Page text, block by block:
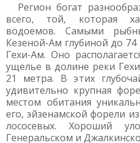
Регион богат
всего, той, которая
водоемов. Самыми
Кезеной-Ам глубиной до
Гехи-Ам. Оно
ущелье в долине реки
21 метра. В этих
удивительно крупная
местом обитания
его, эйзенамской форели
лососевых. Хороший
Генеральском и